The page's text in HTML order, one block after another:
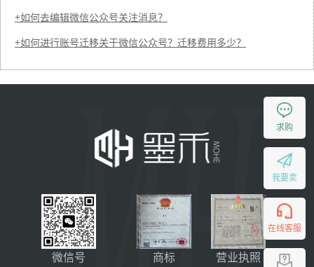
如何去编辑微信公众号关注消息？
如何进行账号迁移关于微信公众号？迁移费用多少？
求购
我要卖
在线客服
微信号 商标 营业执照